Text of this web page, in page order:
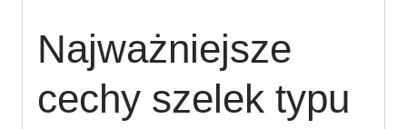
Najważniejsze
cechy szelek typu